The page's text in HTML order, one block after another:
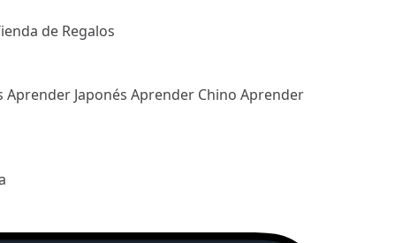
de Regalos
Aprender Japonés Aprender Chino Aprender